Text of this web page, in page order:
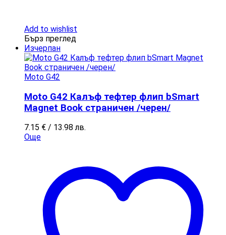
Add to wishlist
Бърз преглед
Изчерпан
Moto G42
Moto G42 Калъф тефтер флип bSmart
Magnet Book страничен /черен/
7.15 € / 13.98 лв.
Още